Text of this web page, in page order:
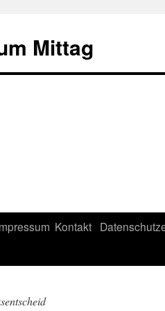
Mittag
Kontakt